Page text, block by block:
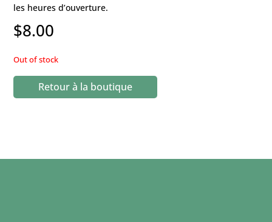
les heures d’ouverture.
$8.00
Out of stock
Retour à la boutique